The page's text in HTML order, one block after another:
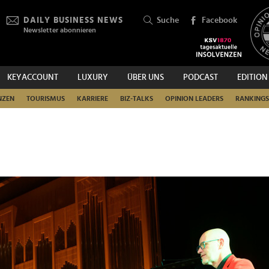
DAILY BUSINESS NEWS
Newsletter abonnieren
Suche Facebook
KEYACCOUNT LUXURY ÜBER UNS PODCAST EDITION
TOURISMUS KARRIERE BIZ-TALKS OPINION LEADERS RANKINGS
SUCHEN